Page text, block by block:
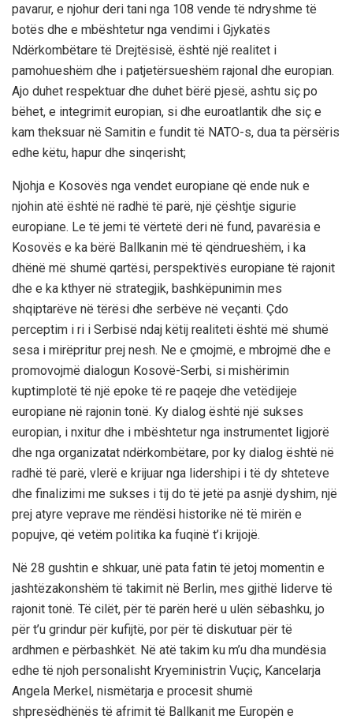
pavarur, e njohur deri tani nga 108 vende të ndryshme të
botës dhe e mbështetur nga vendimi i Gjykatës
Ndërkombëtare të Drejtësisë, është një realitet i
pamohueshëm dhe i patjetërsueshëm rajonal dhe europian.
Ajo duhet respektuar dhe duhet bërë pjesë, ashtu siç po
bëhet, e integrimit europian, si dhe euroatlantik dhe siç e
kam theksuar në Samitin e fundit të NATO-s, dua ta përsëris
edhe këtu, hapur dhe sinqerisht;
Njohja e Kosovës nga vendet europiane që ende nuk e
njohin atë është në radhë të parë, një çështje sigurie
europiane. Le të jemi të vërtetë deri në fund, pavarësia e
Kosovës e ka bërë Ballkanin më të qëndrueshëm, i ka
dhënë më shumë qartësi, perspektivës europiane të rajonit
dhe e ka kthyer në strategjik, bashkëpunimin mes
shqiptarëve në tërësi dhe serbëve në veçanti. Çdo
perceptim i ri i Serbisë ndaj këtij realiteti është më shumë
sesa i mirëpritur prej nesh. Ne e çmojmë, e mbrojmë dhe e
promovojmë dialogun Kosovë-Serbi, si mishërimin
kuptimplotë të një epoke të re paqeje dhe vetëdijeje
europiane në rajonin tonë. Ky dialog është një sukses
europian, i nxitur dhe i mbështetur nga instrumentet ligjorë
dhe nga organizatat ndërkombëtare, por ky dialog është në
radhë të parë, vlerë e krijuar nga lidershipi i të dy shteteve
dhe finalizimi me sukses i tij do të jetë pa asnjë dyshim, një
prej atyre veprave me rëndësi historike në të mirën e
popujve, që vetëm politika ka fuqinë t’i krijojë.
Në 28 gushtin e shkuar, unë pata fatin të jetoj momentin e
jashtëzakonshëm të takimit në Berlin, mes gjithë liderve të
rajonit tonë. Të cilët, për të parën herë u ulën sëbashku, jo
për t’u grindur për kufijtë, por për të diskutuar për të
ardhmen e përbashkët. Në atë takim ku m’u dha mundësia
edhe të njoh personalisht Kryeministrin Vuçiç, Kancelarja
Angela Merkel, nismëtarja e procesit shumë
shpresëdhënës të afrimit të Ballkanit me Europën e